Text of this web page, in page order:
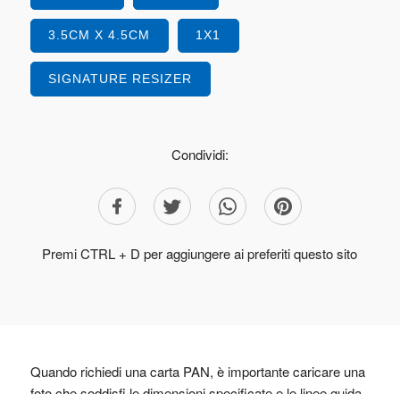
3.5CM X 4.5CM 1X1
SIGNATURE RESIZER
Condividi:
Premi CTRL + D per aggiungere ai preferiti questo sito
Quando richiedi una carta PAN, è importante caricare una